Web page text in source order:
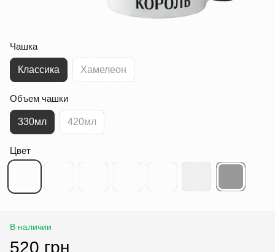
Чашка
Классика Хамелеон
Объем чашки
330мл 420мл
Цвет
В наличии
520 грн